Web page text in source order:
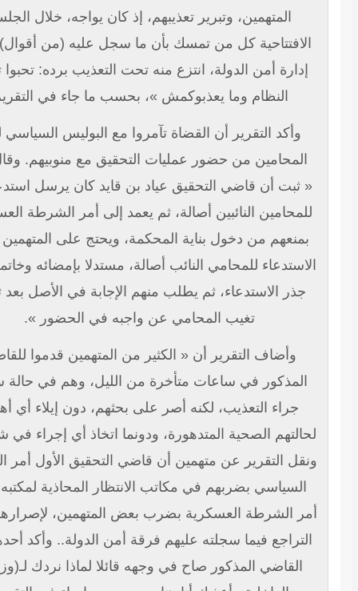
المتهمين، وتبرير تعذيبهم، إذ كان يواجه، خلال الجلسة
كل من تمسك بأن ما سجل عليه (من أقوال)، لدى
إدارة أمن الدولة، انتزع منه تحت التعذيب برده: تحبوا تقلبوا
النظام وما يعذبوكمش »، بحسب ما جاء في التقرير.
وأكد التقرير أن القضاة تآمروا مع البوليس السياسي لمنع
المحامين من حضور عمليات التحقيق مع منوبيهم. وقال إنه
ثبت أن قاضي التحقيق عياد بن قايد كان يرسل استدعاءات
النائبين أصالة، ثم يعمد إلى أمر الشرطة العسكرية
بمنعهم من دخول بناية المحكمة، ويحتج على المتهمين ببلوغ
للمحامي النائب أصالة، مستدلا بإمضائه وخاتمه على
جذر الاستدعاء، ثم يطلب منهم الإجابة في الأصل بعد ثبوت
تغيب المحامي عن واجبه في الحضور ».
وأضاف التقرير أن « الكثير من المتهمين قدموا للقاضي
المذكور في ساعات متأخرة من الليل، وهم في حالة سيئة،
جراء التعذيب، لكنه أصر على بحثهم، دون إيلاء أي أهمية
الصحية المتدهورة، ودونما اتخاذ أي إجراء في شأنها ».
التقرير عن متهمين أن قاضي التحقيق الأول أمر البوليس
السياسي بضربهم في مكاتب الانتظار المحاذية لمكتبه، كما
الشرطة العسكرية بضرب بعض المتهمين، لإصرارهم على
فيما سجلته عليهم فرقة أمن الدولة.. وأكد أحدهم أن
القاضي المذكور صاح في وجهه قائلا لماذا نردك لـ(وزارة)